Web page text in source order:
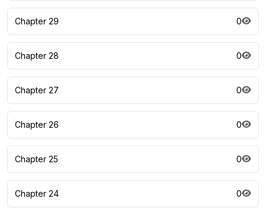
Chapter 29 0
Chapter 28 0
Chapter 27 0
Chapter 26 0
Chapter 25 0
Chapter 24 0